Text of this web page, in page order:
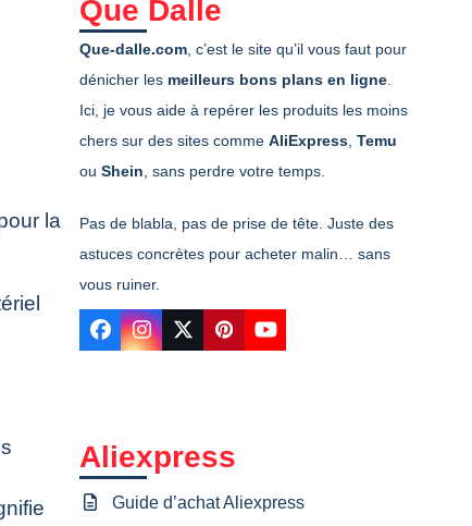
la
Que Dalle
Que-dalle.com , c’est le site qu’il vous faut pour
dénicher les meilleurs bons plans en ligne
Ici, je vous aide à repérer les produits les moins
chers sur des sites commeAliExpress ,Temu
ouShein , sans perdre votre temps.
Pas de blabla, pas de prise de tête. Juste des
astuces concrètes pour acheter malin… sans
vous ruiner.
Facebook
Instagram
TwitterPinterestYouTube
Aliexpress
Guide d’achat Aliexpress